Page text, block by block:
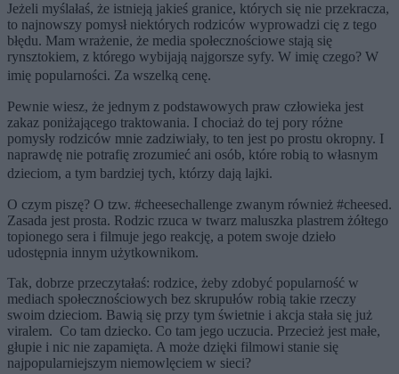
Jeżeli myślałaś, że istnieją jakieś granice, których się nie przekracza,
to najnowszy pomysł niektórych rodziców wyprowadzi cię z tego
błędu. Mam wrażenie, że media społecznościowe stają się
rynsztokiem, z którego wybijają najgorsze syfy. W imię czego? W
imię popularności. Za wszelką cenę.
Pewnie wiesz, że jednym z podstawowych praw człowieka jest
zakaz poniżającego traktowania. I chociaż do tej pory różne
pomysły rodziców mnie zadziwiały, to ten jest po prostu okropny. I
naprawdę nie potrafię zrozumieć ani osób, które robią to własnym
dzieciom, a tym bardziej tych, którzy dają lajki.
O czym piszę? O tzw. #cheesechallenge zwanym również #cheesed.
Zasada jest prosta. Rodzic rzuca w twarz maluszka plastrem żółtego
topionego sera i filmuje jego reakcję, a potem swoje dzieło
udostępnia innym użytkownikom.
Tak, dobrze przeczytałaś: rodzice, żeby zdobyć popularność w
mediach społecznościowych bez skrupułów robią takie rzeczy
swoim dzieciom. Bawią się przy tym świetnie i akcja stała się już
viralem. Co tam dziecko. Co tam jego uczucia. Przecież jest małe,
głupie i nic nie zapamięta. A może dzięki filmowi stanie się
najpopularniejszym niemowlęciem w sieci?